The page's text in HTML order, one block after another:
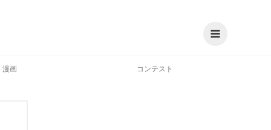
漫画 コンテスト